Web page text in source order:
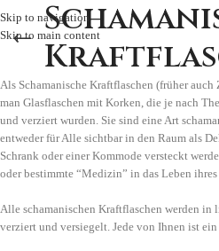
Skip to navigation
Skip to main content
Als Schamanische Kraftflaschen (früher
man Glasflaschen mit Korken, die je nach
und verziert wurden. Sie sind eine Art
entweder für Alle sichtbar in den Raum als
Schrank oder einer Kommode versteckt
oder bestimmte “Medizin” in das Leben
Alle schamanischen Kraftflaschen werden
verziert und versiegelt. Jede von Ihnen ist